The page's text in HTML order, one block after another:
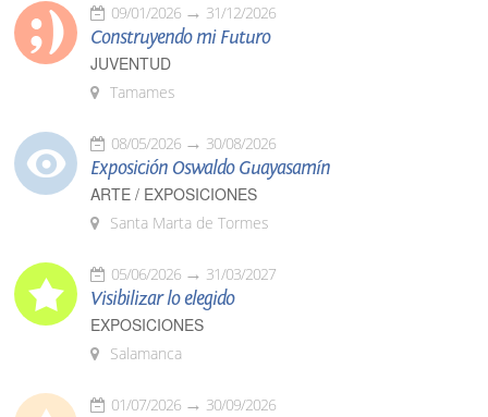
09/01/2026 31/12/2026
Construyendo mi Futuro
JUVENTUD
Tamames
08/05/2026 30/08/2026
Exposición Oswaldo Guayasamín
ARTE / EXPOSICIONES
Santa Marta de Tormes
05/06/2026 31/03/2027
Visibilizar lo elegido
EXPOSICIONES
Salamanca
01/07/2026 30/09/2026